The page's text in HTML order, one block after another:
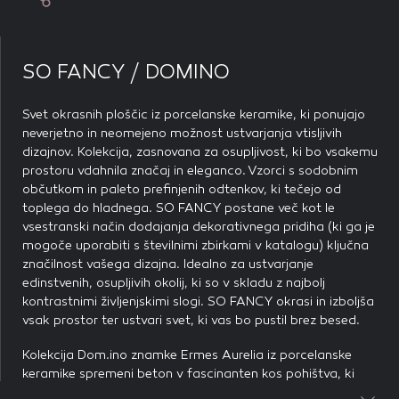
SO FANCY / DOMINO
Svet okrasnih ploščic iz porcelanske keramike, ki ponujajo
neverjetno in neomejeno možnost ustvarjanja vtisljivih
dizajnov. Kolekcija, zasnovana za osupljivost, ki bo vsakemu
prostoru vdahnila značaj in eleganco. Vzorci s sodobnim
občutkom in paleto prefinjenih odtenkov, ki tečejo od
toplega do hladnega. SO FANCY postane več kot le
vsestranski način dodajanja dekorativnega pridiha (ki ga je
mogoče uporabiti s številnimi zbirkami v katalogu) ključna
značilnost vašega dizajna. Idealno za ustvarjanje
edinstvenih, osupljivih okolij, ki so v skladu z najbolj
kontrastnimi življenjskimi slogi. SO FANCY okrasi in izboljša
vsak prostor ter ustvari svet, ki vas bo pustil brez besed.
Kolekcija Dom.ino znamke Ermes Aurelia iz porcelanske
keramike spremeni beton v fascinanten kos pohištva, ki
Piškotki za marketing
Partnerska oglaševalska podjetja jih lahko uporabljajo za
izdelavo profila vaših interesov, ki ga nato uporabijo za
prikazovanje ustreznih oglasov na drugih spletnih mestih.
Pri delu uporabljajo edinstveno prepoznavanje vašega
brskalnika in naprave. Če zavrnete uporabo teh piškotkov,
ne boste deležni našega ciljnega spletnega oglaševanja.
POTRDI MOJE IZBIRE
DOVOLI VSE